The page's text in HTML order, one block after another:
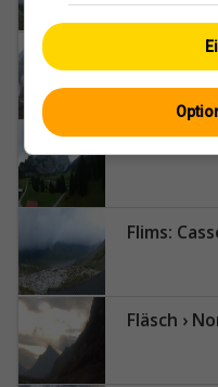
Flims:
Flims:
Flims:
Fläsch ›